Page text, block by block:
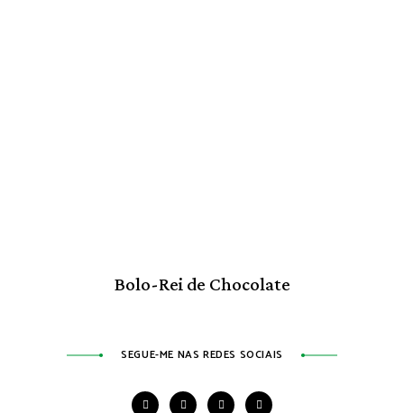
Bolo-Rei de Chocolate
SEGUE-ME NAS REDES SOCIAIS